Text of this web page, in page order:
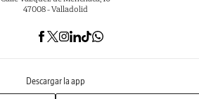
47008 - Valladolid
Descargar la app